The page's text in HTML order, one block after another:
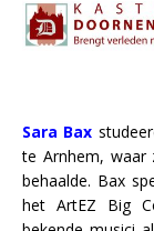
Sara Bax
te Arnhem, waar
behaalde. Bax
het ArtEZ Big